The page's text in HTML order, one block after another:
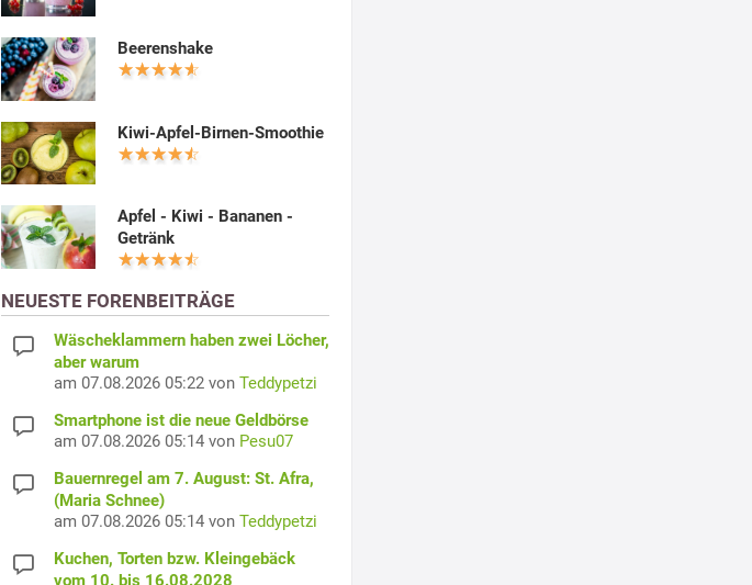
Beerenshake
Kiwi-Apfel-Birnen-Smoothie
Apfel - Kiwi - Bananen -
Getränk
NEUESTE FORENBEITRÄGE
Wäscheklammern haben zwei Löcher,
aber warum
am 07.08.2026 05:22 von Teddypetzi
Smartphone ist die neue Geldbörse
am 07.08.2026 05:14 von Pesu07
Bauernregel am 7. August: St. Afra,
(Maria Schnee)
am 07.08.2026 05:14 von Teddypetzi
Kuchen, Torten bzw. Kleingebäck
vom 10. bis 16.08.2028